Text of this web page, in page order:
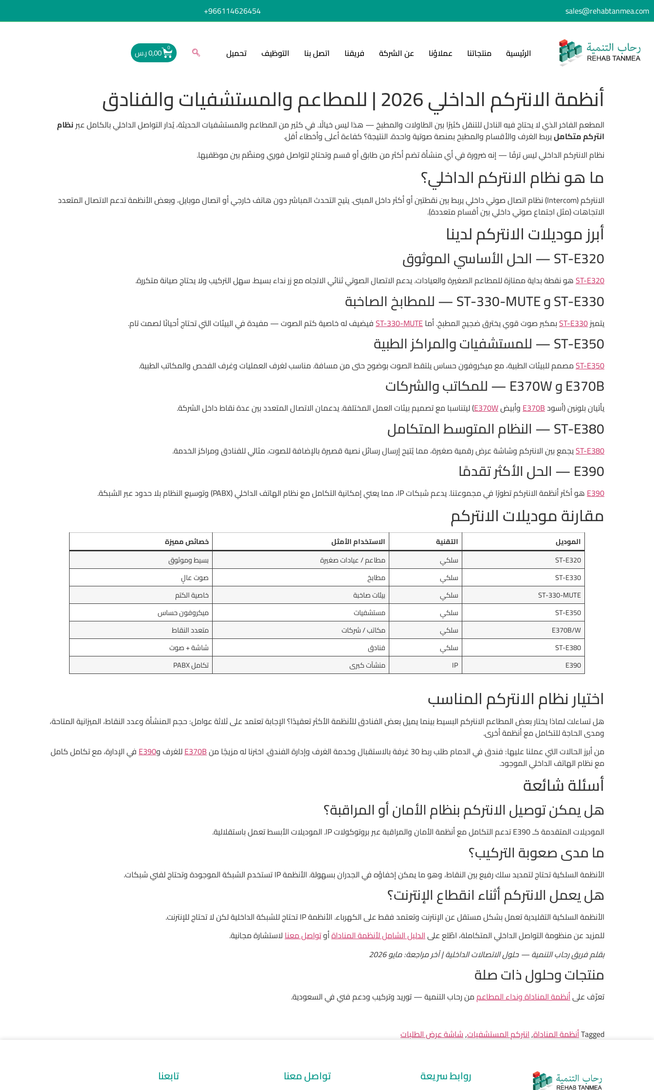
sales@rehabtanmea.com
966114626454+
الرئيسية منتجاتنا عملاؤنا عن الشركة فريقنا اتصل بنا التوظيف تحميل 0,00ر.س 0
أنظمة الانتركم الداخلي 2026 | للمطاعم والمستشفيات والفنادق
المطعم الفاخر الذي لا يحتاج فيه النادل للتنقل كثيرًا بين الطاولات والمطبخ — هذا ليس خيالًا. في كثير من المطاعم والمستشفيات الحديثة، يُدار التواصل الداخلي بالكامل عبرنظام
انتركم متكامليربط الغرف والأقسام والمطبخ بمنصة صوتية واحدة. النتيجة؟ كفاءة أعلى وأخطاء أقل.
نظام الانتركم الداخلي ليس ترفًا — إنه ضرورة في أي منشأة تضم أكثر من طابق أو قسم وتحتاج لتواصل فوري ومنظّم بين موظفيها.
ما هو نظام الانتركم الداخلي؟
الانتركم (Intercom) نظام اتصال صوتي داخلي يربط بين نقطتين أو أكثر داخل المبنى. يتيح التحدث المباشر دون هاتف خارجي أو اتصال موبايل، وبعض الأنظمة تدعم الاتصال المتعدد
الاتجاهات (مثل اجتماع صوتي داخلي بين أقسام متعددة).
أبرز موديلات الانتركم لدينا
ST-E320 — الحل الأساسي الموثوق
ST-E320هو نقطة بداية ممتازة للمطاعم الصغيرة والعيادات. يدعم الاتصال الصوتي ثنائي الاتجاه مع زر نداء بسيط. سهل التركيب ولا يحتاج صيانة متكررة.
ST-E330 و ST-330-MUTE — للمطابخ الصاخبة
يتميزST-E330بمكبر صوت قوي يخترق ضجيج المطبخ. أماST-330-MUTEفيضيف له خاصية كتم الصوت — مفيدة في البيئات التي تحتاج أحيانًا لصمت تام.
ST-E350 — للمستشفيات والمراكز الطبية
ST-E350مصمم للبيئات الطبية، مع ميكروفون حساس يلتقط الصوت بوضوح حتى من مسافة. مناسب لغرف العمليات وغرف الفحص والمكاتب الطبية.
E370B و E370W — للمكاتب والشركات
يأتيان بلونين (أسودE370BوأبيضE370W) ليتناسبا مع تصميم بيئات العمل المختلفة. يدعمان الاتصال المتعدد بين عدة نقاط داخل الشركة.
ST-E380 — النظام المتوسط المتكامل
ST-E380يجمع بين الانتركم وشاشة عرض رقمية صغيرة، مما يُتيح إرسال رسائل نصية قصيرة بالإضافة للصوت. مثالي للفنادق ومراكز الخدمة.
E390 — الحل الأكثر تقدمًا
E390هو أكثر أنظمة الانتركم تطورًا في مجموعتنا. يدعم شبكات IP، مما يعني إمكانية التكامل مع نظام الهاتف الداخلي (PABX) وتوسيع النظام بلا حدود عبر الشبكة.
مقارنة موديلات الانتركم
الموديل التقنية الاستخدام الأمثل
خصائص مميزة
ST-E320
سلكي مطاعم / عيادات صغيرة
بسيط وموثوق
ST-E330
سلكي مطابخ
صوت عالٍ
ST-330-MUTE
سلكي بيئات صاخبة
خاصية الكتم
ST-E350
سلكي مستشفيات
ميكروفون حساس
E370B/W
سلكي مكاتب / شركات
متعدد النقاط
ST-E380
سلكي فنادق
شاشة + صوت
E390
IP منشآت كبرى تكامل PABX
اختيار نظام الانتركم المناسب
هل تساءلت لماذا يختار بعض المطاعم الانتركم البسيط بينما يميل بعض الفنادق للأنظمة الأكثر تعقيدًا؟ الإجابة تعتمد على ثلاثة عوامل: حجم المنشأة وعدد النقاط، الميزانية المتاحة،
ومدى الحاجة للتكامل مع أنظمة أخرى.
من أبرز الحالات التي عملنا عليها: فندق في الدمام طلب ربط 30 غرفة بالاستقبال وخدمة الغرف وإدارة الفندق. اخترنا له مزيجًا من
E370Bللغرف وE390في الإدارة، مع تكامل كامل
مع نظام الهاتف الداخلي الموجود.
أسئلة شائعة
هل يمكن توصيل الانتركم بنظام الأمان أو المراقبة؟
الموديلات المتقدمة كـ E390 تدعم التكامل مع أنظمة الأمان والمراقبة عبر بروتوكولات IP. الموديلات الأبسط تعمل باستقلالية.
ما مدى صعوبة التركيب؟
الأنظمة السلكية تحتاج لتمديد سلك رفيع بين النقاط، وهو ما يمكن إخفاؤه في الجدران بسهولة. الأنظمة IP تستخدم الشبكة الموجودة وتحتاج لفني شبكات.
هل يعمل الانتركم أثناء انقطاع الإنترنت؟
الأنظمة السلكية التقليدية تعمل بشكل مستقل عن الإنترنت وتعتمد فقط على الكهرباء. الأنظمة IP تحتاج للشبكة الداخلية لكن لا تحتاج للإنترنت.
للمزيد عن منظومة التواصل الداخلي المتكاملة، اطّلع علىالدليل الشامل لأنظمة المناداةأوتواصل معنالاستشارة مجانية.
بقلم فريق رحاب التنمية — حلول الاتصالات الداخلية | آخر مراجعة: مايو 2026
منتجات وحلول ذات صلة
تعرّف علىأنظمة المناداة ونداء المطاعممن رحاب التنمية — توريد وتركيب ودعم فني في السعودية.
Taggedأنظمة المناداة,انتركم المستشفيات,شاشة عرض الطلبات
روابط سريعة تواصل معنا تابعنا